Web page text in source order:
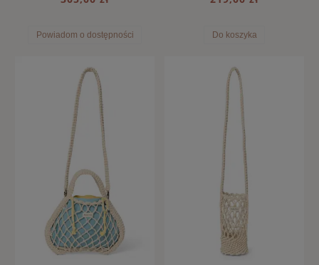
Powiadom o dostępności Do koszyka